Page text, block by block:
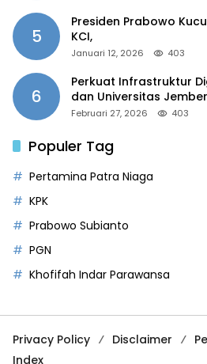
5
Presiden Prabowo
KCI,
Januari 12, 2026 403
6
Perkuat Infrastruktur
dan Universitas
Smart Campus Berbasis
Februari 27, 2026 403
Populer Tag
Pertamina Patra Niaga
KPK
Prabowo Subianto
PGN
Khofifah Indar Parawansa
Privacy Policy Disclaimer
Index